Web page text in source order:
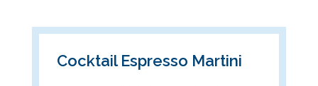
Cocktail Espresso Martini